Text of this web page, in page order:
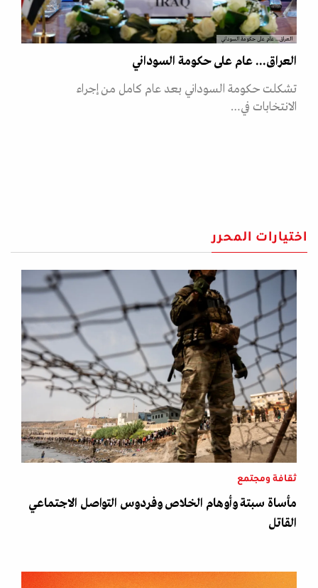
العراق... عام على حكومة السوداني
العراق... عام على حكومة السوداني
تشكلت حكومة السوداني بعد عام كامل من إجراء
الانتخابات في…
اختيارات المحرر
ثقافة ومجتمع
مأساة سبتة وأوهام الخلاص وفردوس التواصل الاجتماعي
القاتل